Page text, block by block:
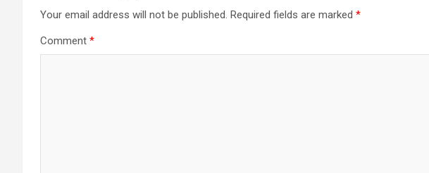
Your email address will not be published. Required fields are marked *
Comment *